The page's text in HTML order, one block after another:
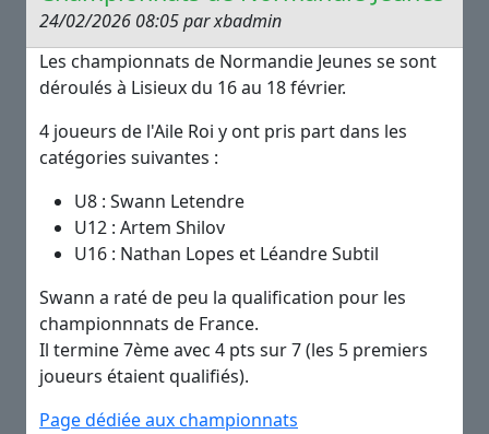
24/02/2026 08:05 par xbadmin
Les championnats de Normandie Jeunes se sont
déroulés à Lisieux du 16 au 18 février.
4 joueurs de l'Aile Roi y ont pris part dans les
catégories suivantes :
U8 : Swann Letendre
U12 : Artem Shilov
U16 : Nathan Lopes et Léandre Subtil
Swann a raté de peu la qualification pour les
championnnats de France.
Il termine 7ème avec 4 pts sur 7 (les 5 premiers
joueurs étaient qualifiés).
Page dédiée aux championnats